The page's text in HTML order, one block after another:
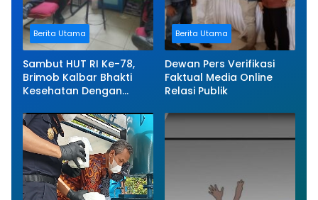
Berita Utama
Sambut HUT RI Ke-78,
Brimob Kalbar Bhakti
Kesehatan Dengan
Berita Utama
Dewan Pers Verifikasi
Faktual Media Online
Relasi Publik